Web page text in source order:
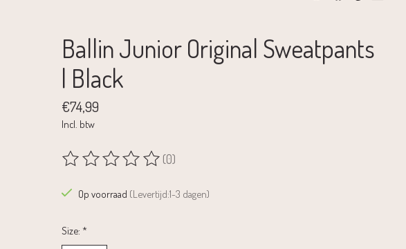
Ballin Junior Original Sweatpants
| Black
€74,99
Incl. btw
De beoordeling van dit product is
(0)
Op voorraad (Levertijd:1-3 dagen)
Size: *